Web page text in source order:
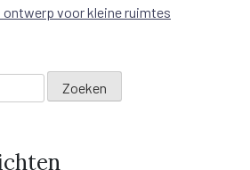
voor kleine ruimtes